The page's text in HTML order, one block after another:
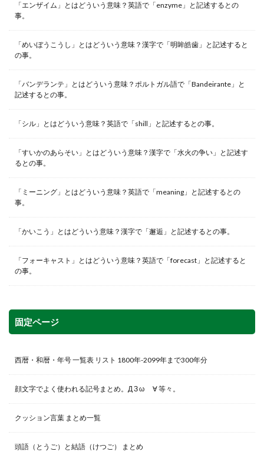
「エンザイム」とはどういう意味？英語で「enzyme」と記述するとの
事。
「めいぼうこうし」とはどういう意味？漢字で「明眸皓歯」と記述すると
の事。
「バンデランテ」とはどういう意味？ポルトガル語で「Bandeirante」と
記述するとの事。
「シル」とはどういう意味？英語で「shill」と記述するとの事。
「すいかのあらそい」とはどういう意味？漢字で「水火の争い」と記述す
るとの事。
「ミーニング」とはどういう意味？英語で「meaning」と記述するとの
事。
「かいこう」とはどういう意味？漢字で「邂逅」と記述するとの事。
「フォーキャスト」とはどういう意味？英語で「forecast」と記述すると
の事。
固定ページ
西暦・和暦・年号 一覧表 リスト 1800年-2099年まで300年分
顔文字でよく使われる記号まとめ。Д З ω ゞ∀ 等々。
クッション言葉 まとめ一覧
頭語（とうご）と結語（けつご） まとめ